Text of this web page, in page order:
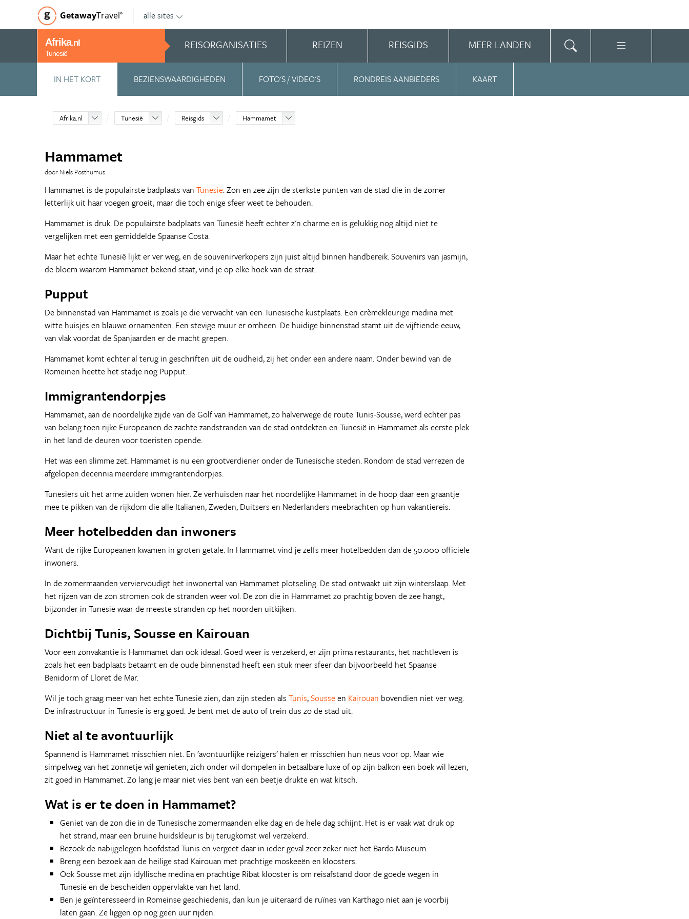
GetawayTravel© alle sites
Afrika.nl
Tunesië
REISORGANISATIES REIZEN REISGIDS MEER LANDEN
IN HET KORT BEZIENSWAARDIGHEDEN FOTO'S / VIDEO'S RONDREIS AANBIEDERS KAART
Afrika.nl Tunesië Reisgids Hammamet
Hammamet
door Niels Posthumus
Hammamet is de populairste badplaats van Tunesië. Zon en zee zijn de sterkste punten van de stad die in de zomer
letterlijk uit haar voegen groeit, maar die toch enige sfeer weet te behouden.
Hammamet is druk. De populairste badplaats van Tunesië heeft echter z'n charme en is gelukkig nog altijd niet te
vergelijken met een gemiddelde Spaanse Costa.
Maar het echte Tunesië lijkt er ver weg, en de souvenirverkopers zijn juist altijd binnen handbereik. Souvenirs van jasmijn,
de bloem waarom Hammamet bekend staat, vind je op elke hoek van de straat.
Pupput
De binnenstad van Hammamet is zoals je die verwacht van een Tunesische kustplaats. Een crèmekleurige medina met
witte huisjes en blauwe ornamenten. Een stevige muur er omheen. De huidige binnenstad stamt uit de vijftiende eeuw,
van vlak voordat de Spanjaarden er de macht grepen.
Hammamet komt echter al terug in geschriften uit de oudheid, zij het onder een andere naam. Onder bewind van de
Romeinen heette het stadje nog Pupput.
Immigrantendorpjes
Hammamet, aan de noordelijke zijde van de Golf van Hammamet, zo halverwege de route Tunis-Sousse, werd echter pas
van belang toen rijke Europeanen de zachte zandstranden van de stad ontdekten en Tunesië in Hammamet als eerste plek
in het land de deuren voor toeristen opende.
Het was een slimme zet. Hammamet is nu een grootverdiener onder de Tunesische steden. Rondom de stad verrezen de
afgelopen decennia meerdere immigrantendorpjes.
Tunesiërs uit het arme zuiden wonen hier. Ze verhuisden naar het noordelijke Hammamet in de hoop daar een graantje
mee te pikken van de rijkdom die alle Italianen, Zweden, Duitsers en Nederlanders meebrachten op hun vakantiereis.
Meer hotelbedden dan inwoners
Want de rijke Europeanen kwamen in groten getale. In Hammamet vind je zelfs meer hotelbedden dan de 50.000 officiële
inwoners.
In de zomermaanden verviervoudigt het inwonertal van Hammamet plotseling. De stad ontwaakt uit zijn winterslaap. Met
het rijzen van de zon stromen ook de stranden weer vol. De zon die in Hammamet zo prachtig boven de zee hangt,
bijzonder in Tunesië waar de meeste stranden op het noorden uitkijken.
Dichtbij Tunis, Sousse en Kairouan
Voor een zonvakantie is Hammamet dan ook ideaal. Goed weer is verzekerd, er zijn prima restaurants, het nachtleven is
zoals het een badplaats betaamt en de oude binnenstad heeft een stuk meer sfeer dan bijvoorbeeld het Spaanse
Benidorm of Lloret de Mar.
Wil je toch graag meer van het echte Tunesië zien, dan zijn steden als Tunis,Sousseen Kairouan bovendien niet ver weg.
De infrastructuur in Tunesië is erg goed. Je bent met de auto of trein dus zo de stad uit.
Niet al te avontuurlijk
Spannend is Hammamet misschien niet. En 'avontuurlijke reizigers' halen er misschien hun neus voor op. Maar wie
simpelweg van het zonnetje wil genieten, zich onder wil dompelen in betaalbare luxe of op zijn balkon een boek wil lezen,
zit goed in Hammamet. Zo lang je maar niet vies bent van een beetje drukte en wat kitsch.
Wat is er te doen in Hammamet?
Geniet van de zon die in de Tunesische zomermaanden elke dag en de hele dag schijnt. Het is er vaak wat druk op
het strand, maar een bruine huidskleur is bij terugkomst wel verzekerd.
Bezoek de nabijgelegen hoofdstad Tunis en vergeet daar in ieder geval zeer zeker niet het Bardo Museum.
Breng een bezoek aan de heilige stad Kairouan met prachtige moskeeën en kloosters.
Ook Sousse met zijn idyllische medina en prachtige Ribat klooster is om reisafstand door de goede wegen in
Tunesië en de bescheiden oppervlakte van het land.
Ben je geïnteresseerd in Romeinse geschiedenis, dan kun je uiteraard de ruïnes van Karthago niet aan je voorbij
laten gaan. Ze liggen op nog geen uur rijden.